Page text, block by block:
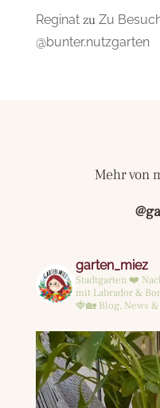
Reginatzu Zu
@bunter.nutzgarten
Mehr von
garten_miez
Stadtgarten ❤️
mit Labrador &
🍓🏡Blog, News